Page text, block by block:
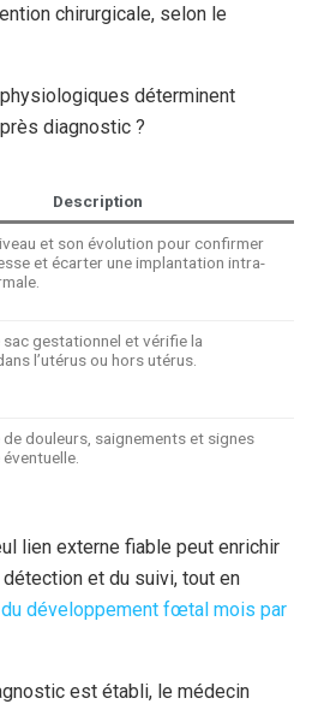
chirurgicale, selon le
déterminent
diagnostic ?
Description
et son évolution pour confirmer
et écarter une implantation intra-
sac gestationnel et vérifie la
l’utérus ou hors utérus.
de douleurs, saignements et signes
lien externe fiable peut enrichir
et du suivi, tout en
développement fœtal mois par
est établi, le médecin